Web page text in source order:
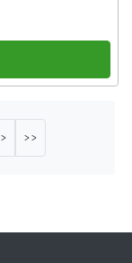
>
>>